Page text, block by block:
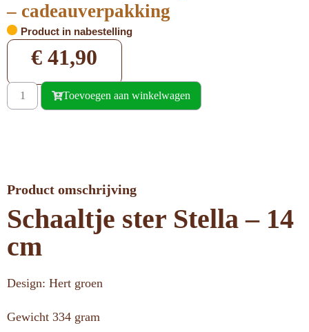
– cadeauverpakking
Product in nabestelling
€ 41,90
Toevoegen aan winkelwagen
Product omschrijving
Schaaltje ster Stella – 14
cm
Design: Hert groen
Gewicht 334 gram